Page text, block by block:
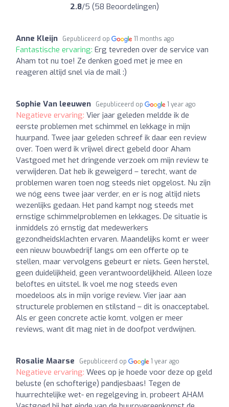
2.8/5 (58 Beoordelingen)
Anne Kleijn Gepubliceerd op 11 months ago
Fantastische ervaring: Erg tevreden over de service van
Aham tot nu toe! Ze denken goed met je mee en
reageren altijd snel via de mail :)
Sophie Van leeuwen Gepubliceerd op 1 year ago
Negatieve ervaring: Vier jaar geleden meldde ik de
eerste problemen met schimmel en lekkage in mijn
huurpand. Twee jaar geleden schreef ik daar een review
over. Toen werd ik vrijwel direct gebeld door Aham
Vastgoed met het dringende verzoek om mijn review te
verwijderen. Dat heb ik geweigerd – terecht, want de
problemen waren toen nog steeds niet opgelost. Nu zijn
we nóg eens twee jaar verder, en er is nog altijd niets
wezenlijks gedaan. Het pand kampt nog steeds met
ernstige schimmelproblemen en lekkages. De situatie is
inmiddels zó ernstig dat medewerkers
gezondheidsklachten ervaren. Maandelijks komt er weer
een nieuw bouwbedrijf langs om een offerte op te
stellen, maar vervolgens gebeurt er niets. Geen herstel,
geen duidelijkheid, geen verantwoordelijkheid. Alleen loze
beloftes en uitstel. Ik voel me nog steeds even
moedeloos als in mijn vorige review. Vier jaar aan
structurele problemen en stilstand – dit is onacceptabel.
Als er geen concrete actie komt, volgen er meer
reviews, want dit mag niet in de doofpot verdwijnen.
Rosalie Maarse Gepubliceerd op 1 year ago
Negatieve ervaring: Wees op je hoede voor deze op geld
beluste (en schofterige) pandjesbaas! Tegen de
huurrechtelijke wet- en regelgeving in, probeert AHAM